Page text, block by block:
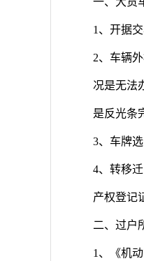
1、开据
2、车辆
况是无法
是反光条
3、车牌
4、转移
产权登记
二、过户
1、《机